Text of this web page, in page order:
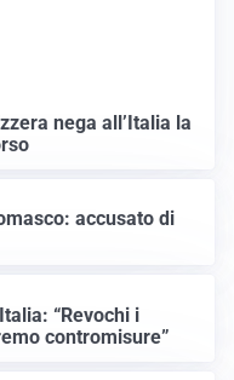
nega all’Italia la
accusato di
“Revochi i
contromisure”